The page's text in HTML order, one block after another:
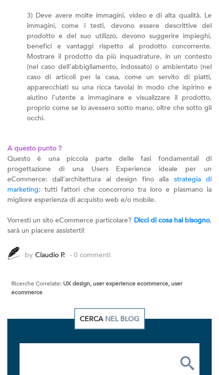
3) Deve avere molte immagini, video e di alta qualità. Le
immagini, come i testi, devono essere descrittive del
prodotto e del suo utilizzo, devono suggerire impieghi,
benefici e vantaggi rispetto al prodotto concorrente.
Mostrare il prodotto da più inquadrature, in un contesto
(nel caso dell’abbigliamento, indossato) o ambientato (nel
caso di articoli per la casa, come un servito di piatti,
apparecchiati su una ricca tavola) in modo che ispirino e
aiutino l’utente a immaginare e visualizzare il prodotto,
proprio come se lo avessero sotto mano, oltre che sotto gli
occhi.
A questo punto ?
Questo è una piccola parte delle fasi fondamentali di
progettazione di una Users Experience ideale per un
eCommerce: dall’architettura al design fino alla strategia di
marketing; tutti fattori che concorrono tra loro e plasmano la
migliore esperienza di acquisto web e/o mobile.
Vorresti un sito eCommerce particolare? Dicci di cosa hai bisogno,
sarà un piacere assisterti!
by Claudio P. - 0 commenti
Ricerche Correlate: UX design, user experience ecommerce, user
ecommerce
CERCA NEL BLOG